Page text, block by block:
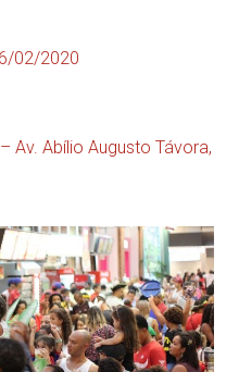
02/2020
Av. Abílio Augusto Távora,